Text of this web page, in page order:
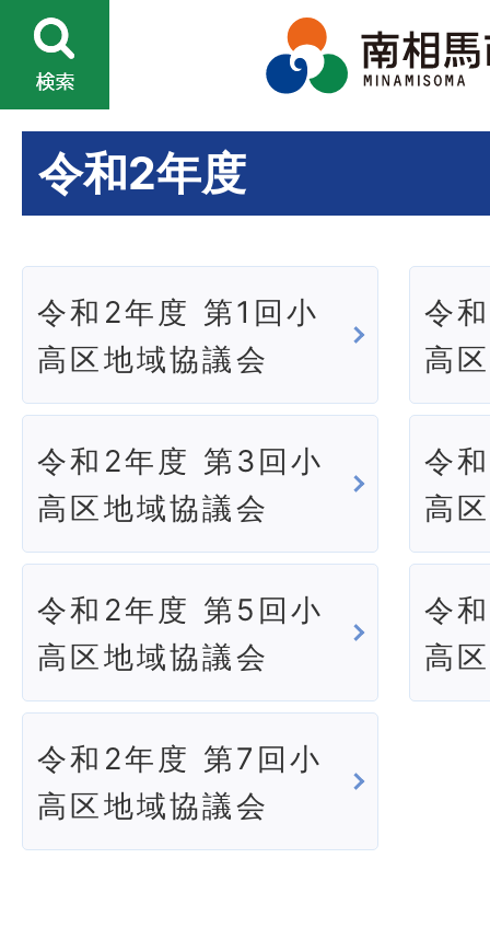
令和2年度
令和2年度 第1回小
高区地域協議会
令
高
令和2年度 第3回小
高区地域協議会
令
高
令和2年度 第5回小
高区地域協議会
令
高
令和2年度 第7回小
高区地域協議会